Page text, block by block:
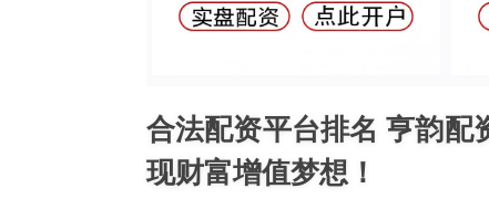
合法配资平台排名 亨韵配
现财富增值梦想！